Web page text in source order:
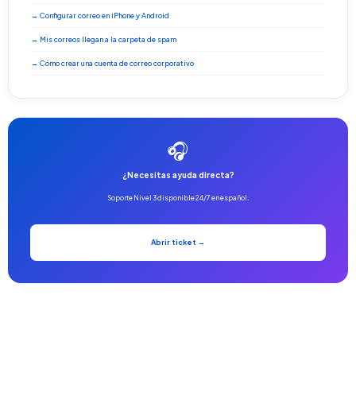
→ Configurar correo en iPhone y Android
→ Mis correos llegan a la carpeta de spam
→ Cómo crear una cuenta de correo corporativo
🎧
¿Necesitas ayuda directa?
Soporte Nivel 3 disponible 24/7 en español.
Abrir ticket →